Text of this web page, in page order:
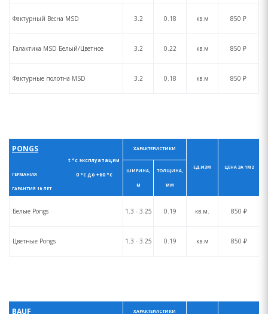
Фактурный Весна MSD 3.2 0.18 кв.м 850 ₽
Галактика MSD Белый/Цветное 3.2 0.22 кв.м 850 ₽
Фактурные полотна MSD 3.2 0.18 кв.м 850 ₽
PONGS
t °с эксплуатации
0 °с до +60 °с
ГЕРМАНИЯ
ГАРАНТИЯ 10 ЛЕТ
ХАРАКТЕРИСТИКИ
ЕД.ИЗМ ЦЕНА ЗА 1М2
ШИРИНА,
М
ТОЛЩИНА,
ММ
Белые Pongs 1.3 - 3.25 0.19 кв.м. 850 ₽
Цветные Pongs 1.3 - 3.25 0.19 кв.м 850 ₽
BAUF ХАРАКТЕРИСТИКИ